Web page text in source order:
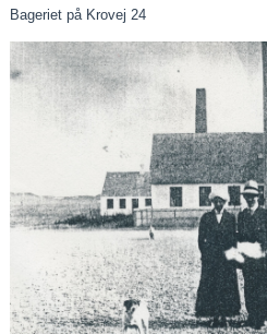
Bageriet på Krovej 24